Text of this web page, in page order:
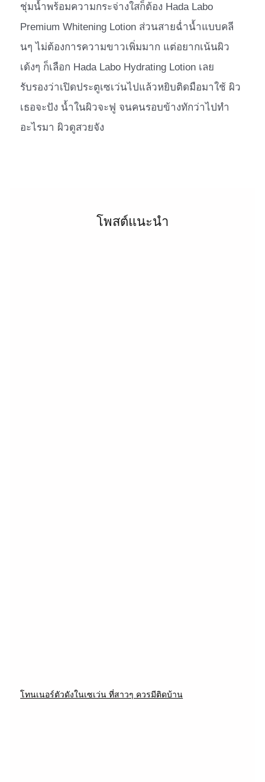
ชุ่มน้ำพร้อมความกระจ่างใสก็ต้อง Hada Labo
Premium Whitening Lotion ส่วนสายฉ่ำน้ำแบบคลี
นๆ ไม่ต้องการความขาวเพิ่มมาก แต่อยากเน้นผิว
เด้งๆ ก็เลือก Hada Labo Hydrating Lotion เลย
รับรองว่าเปิดประตูเซเว่นไปแล้วหยิบติดมือมาใช้ ผิว
เธอจะปัง น้ำในผิวจะฟู จนคนรอบข้างทักว่าไปทำ
อะไรมา ผิวดูสวยจัง
โพสต์แนะนำ
โทนเนอร์ตัวดังในเซเว่น ที่สาวๆ ควรมีติดบ้าน